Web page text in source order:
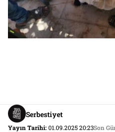
Serbestiyet
Yayın Tarihi:01.09.2025 20:23Son